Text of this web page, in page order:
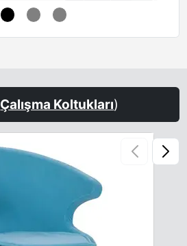
Çalışma Koltukları)